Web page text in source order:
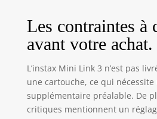
le
pêle-
à
Les contraintes à
avant votre achat.
L’instax Mini Link 3 n’est pas
une cartouche, ce qui nécessite
supplémentaire préalable. De
critiques mentionnent un